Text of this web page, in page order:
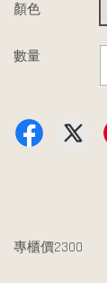
顏色
數量
專櫃價2300